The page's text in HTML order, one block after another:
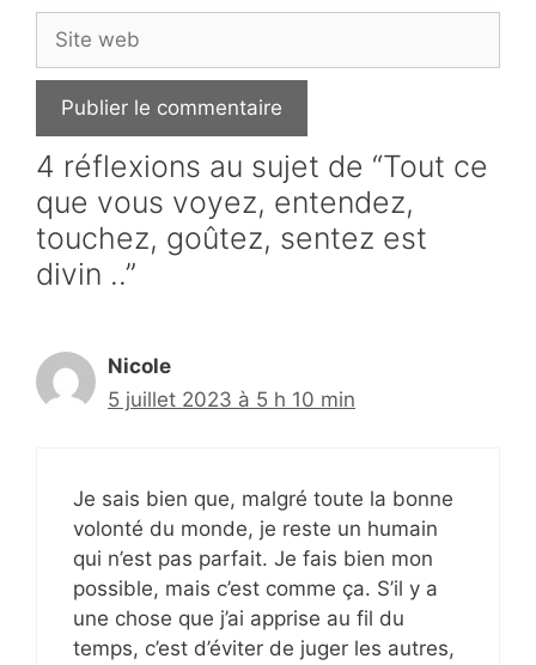
web
4 réflexions au sujet de “Tout ce
que vous voyez, entendez,
touchez, goûtez, sentez est
divin ..”
Nicole
5 juillet 2023 à 5 h 10 min
Je sais bien que, malgré toute la bonne
volonté du monde, je reste un humain
qui n’est pas parfait. Je fais bien mon
possible, mais c’est comme ça. S’il y a
une chose que j’ai apprise au fil du
temps, c’est d’éviter de juger les autres,